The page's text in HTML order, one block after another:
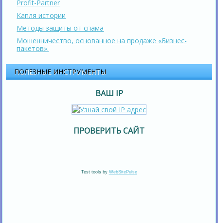
Profit-Partner
Капля истории
Методы защиты от спама
Мошенничество, основанное на продаже «Бизнес-
пакетов».
ПОЛЕЗНЫЕ ИНСТРУМЕНТЫ
ВАШ IP
ПРОВЕРИТЬ САЙТ
Test tools by WebSitePulse